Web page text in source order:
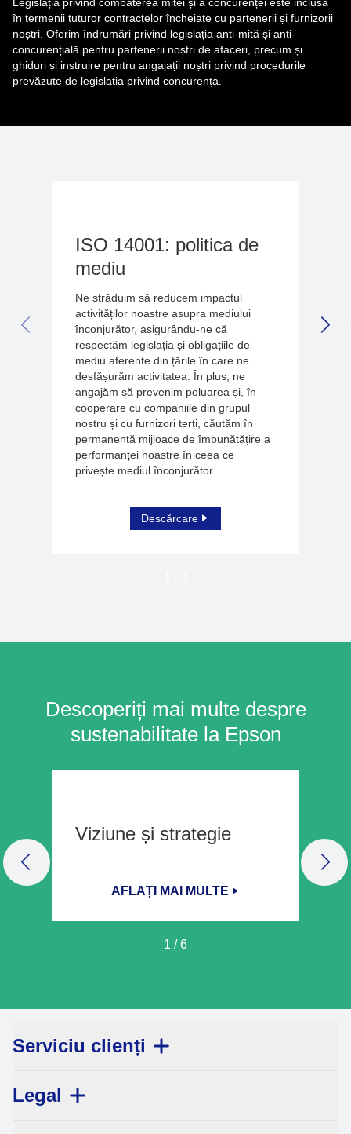
în termenii tuturor contractelor încheiate cu partenerii și furnizorii
noștri. Oferim îndrumări privind legislația anti-mită și anti-
concurențială pentru partenerii noștri de afaceri, precum și
ghiduri și instruire pentru angajații noștri privind procedurile
prevăzute de legislația privind concurența.
ISO 14001: politica de
mediu
Ne străduim să reducem impactul
activităților noastre asupra mediului
înconjurător, asigurându-ne că
respectăm legislația și obligațiile de
mediu aferente din țările în care ne
desfășurăm activitatea. În plus, ne
angajăm să prevenim poluarea și, în
cooperare cu companiile din grupul
nostru și cu furnizori terți, căutăm în
permanență mijloace de îmbunătățire a
performanței noastre în ceea ce
privește mediul înconjurător.
Descărcare
PREVIOUS SLIDE
Descoperiți mai multe despre
sustenabilitate la Epson
Viziune și strategie
AFLAȚI MAI MULTE
PREVIOUS SLIDE
1 /6
Serviciu clienți
Legal